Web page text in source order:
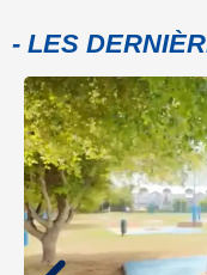
- LES